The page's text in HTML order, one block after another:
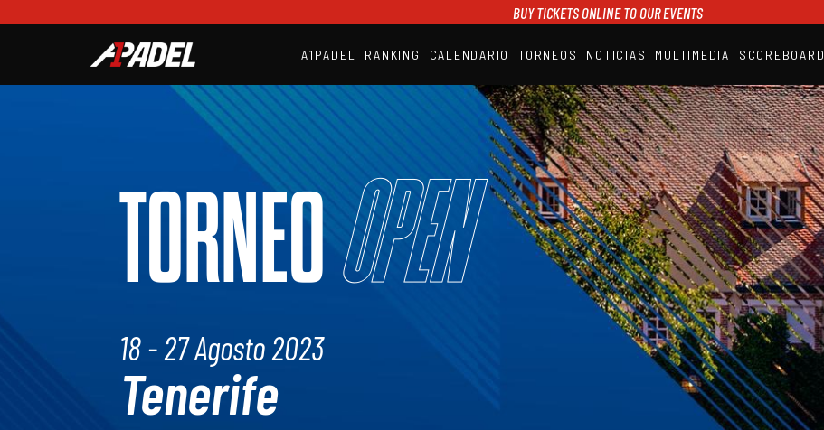
BUY TICKETS ONLINE TO OUR EVENTS
A1PADEL RANKING CALENDARIO TORNEOS NOTICIAS MULTIMEDIA SCOREBOARD
A1PADEL
RANKING
CALENDARIO
TORNEOS
NOTICIAS
MULTIMEDIA
SCOREBOARD
STREAMING
TORNEOOpen
18 - 27 Agosto 2023
Tenerife